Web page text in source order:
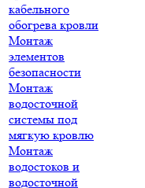
кабельного
обогрева кровли
Монтаж
элементов
безопасности
Монтаж
водосточной
системы под
мягкую кровлю
Монтаж
водостоков и
водосточной